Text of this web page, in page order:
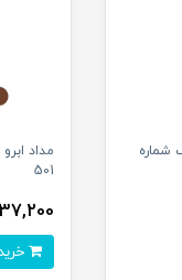
شماره
مداد
501
637,200